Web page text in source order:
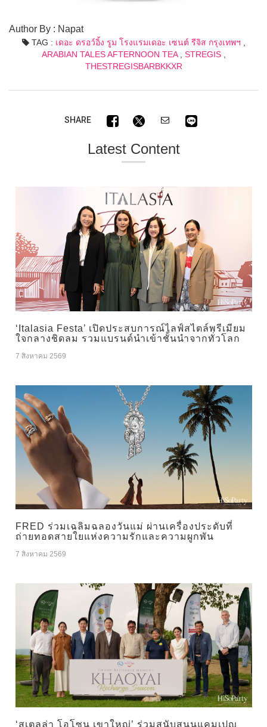
Author By : Napat
TAG : เดอะ ดรอว์อิ้ง รูม โรงแรมเดอะ เซนต์ รีจิส กรุงเทพฯ ,
ARABIAN TALES AFTERNOON TEA, STREGIS,
THESTREGISBARBKKXR
SHARE
Latest Content
‘Italasia Festa’ เปิดประสบการณ์ไลฟ์สไตล์พรีเมียม
ใจกลางชิดลม รวมแบรนด์นำเข้าชั้นนำจากทั่วโลก
7 สิงหาคม 2569
FRED ร่วมเฉลิมฉลองวันแม่ ผ่านเครื่องประดับที่
ถ่ายทอดสายใยแห่งความรักและความผูกพัน
7 สิงหาคม 2569
‘สเตลล่า โอโซน เขาใหญ่’ ร่วมสนับสนุนแคมเปญ